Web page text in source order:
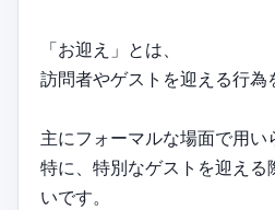
「お迎え」とは、
訪問者やゲストを迎える行為
主にフォーマルな場面で用い
特に、特別なゲストを迎える
いです。